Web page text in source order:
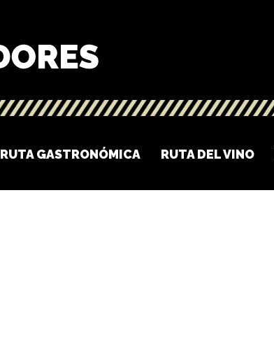
RUTA GASTRONÓMICA RUTA DEL VINO